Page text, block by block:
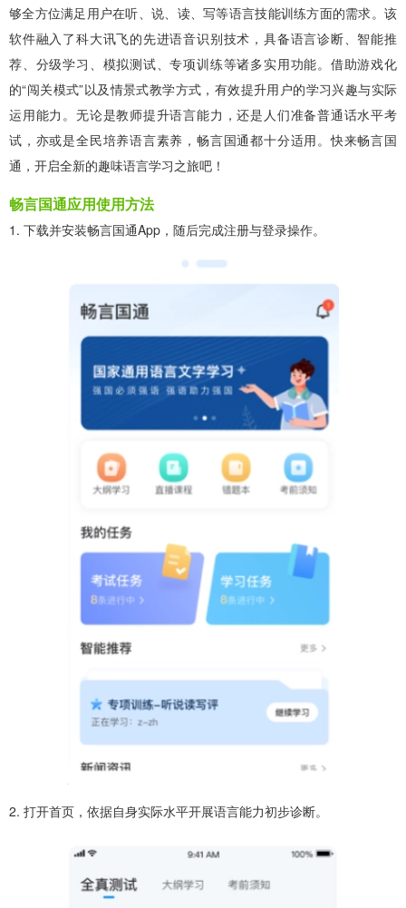
够全方位满足用户在听、说、读、写等语言技能训练方面的需求。该
软件融入了科大讯飞的先进语音识别技术，具备语言诊断、智能推
荐、分级学习、模拟测试、专项训练等诸多实用功能。借助游戏化
的“闯关模式”以及情景式教学方式，有效提升用户的学习兴趣与实际
运用能力。无论是教师提升语言能力，还是人们准备普通话水平考
试，亦或是全民培养语言素养，畅言国通都十分适用。快来畅言国
通，开启全新的趣味语言学习之旅吧！
畅言国通应用使用方法
1. 下载并安装畅言国通App，随后完成注册与登录操作。
2. 打开首页，依据自身实际水平开展语言能力初步诊断。